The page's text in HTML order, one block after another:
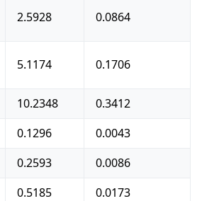
2.5928 0.0864
5.1174 0.1706
10.2348
0.3412
0.1296
0.0043
0.2593
0.0086
0.5185
0.0173